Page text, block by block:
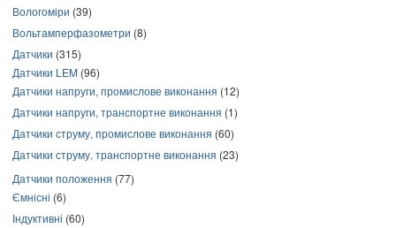
Вологоміри (39)
Вольтамперфазометри (8)
Датчики (315)
Датчики LEM (96)
Датчики напруги, промислове виконання (12)
Датчики напруги, транспортне виконання (1)
Датчики струму, промислове виконання (60)
Датчики струму, транспортне виконання (23)
Датчики положення (77)
Ємнісні (6)
Індуктивні (60)